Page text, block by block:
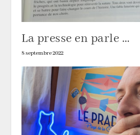
La presse en parle …
8 septembre 2022